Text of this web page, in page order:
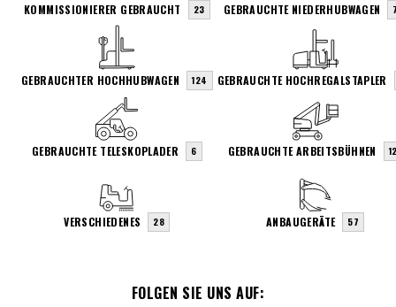
FOLGEN SIE UNS AUF:
KOMMISSIONIERER GEBRAUCHT 23 GEBRAUCHTE NIEDERHUBWAGEN
GEBRAUCHTER HOCHHUBWAGEN 124 GEBRAUCHTE HOCHREGALSTAPLER
GEBRAUCHTE TELESKOPLADER 6 GEBRAUCHTE ARBEITSBÜHNEN
VERSCHIEDENES 28 ANBAUGERÄTE 57